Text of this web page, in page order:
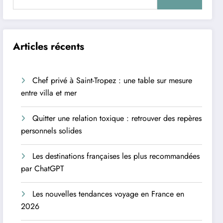
Articles récents
Chef privé à Saint-Tropez : une table sur mesure
entre villa et mer
Quitter une relation toxique : retrouver des repères
personnels solides
Les destinations françaises les plus recommandées
par ChatGPT
Les nouvelles tendances voyage en France en
2026